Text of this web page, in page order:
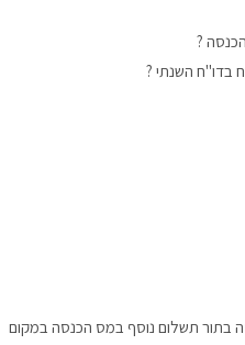
?
בדו"ח השנתי ?
בתור תשלום נוסף במס הכנסה במקום